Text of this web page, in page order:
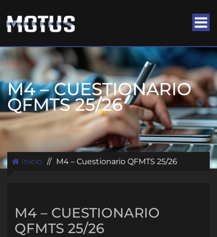
M4 – CUESTIONARIO
QFMTS 25/26
Inicio // M4 – Cuestionario QFMTS 25/26
M4 – CUESTIONARIO
QFMTS 25/26